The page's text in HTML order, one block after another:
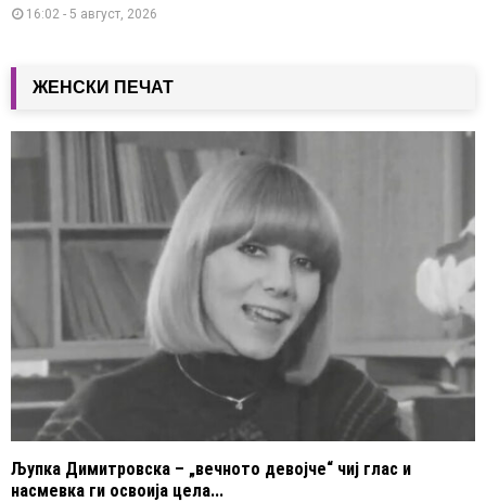
16:02 - 5 август, 2026
ЖЕНСКИ ПЕЧАТ
Љупка Димитровска – „вечното девојче“ чиј глас и
насмевка ги освоија цела...